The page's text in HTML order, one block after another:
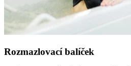
Rozmazlovací balíček